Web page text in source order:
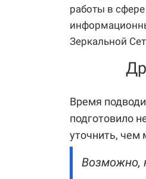
работы в
Зеркальной
Время
подготовило
уточнить, чем
Возможно,